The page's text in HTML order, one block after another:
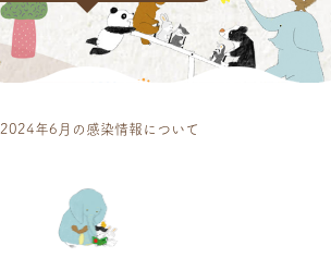
2024年6月の感染情報について